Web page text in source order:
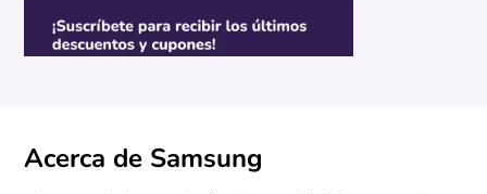
Acerca de Samsung